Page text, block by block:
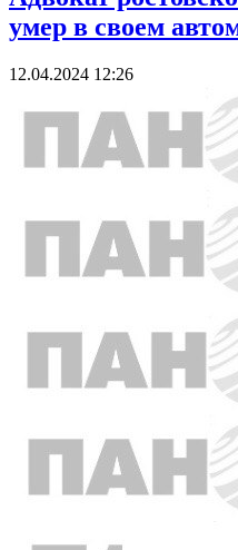
умер в своем
12.04.2024 12:26